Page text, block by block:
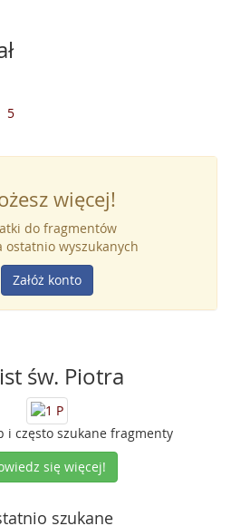
5
więcej!
do fragmentów
ostatnio wyszukanych
Załóż konto
św. Piotra
i często szukane fragmenty
się więcej!
szukane